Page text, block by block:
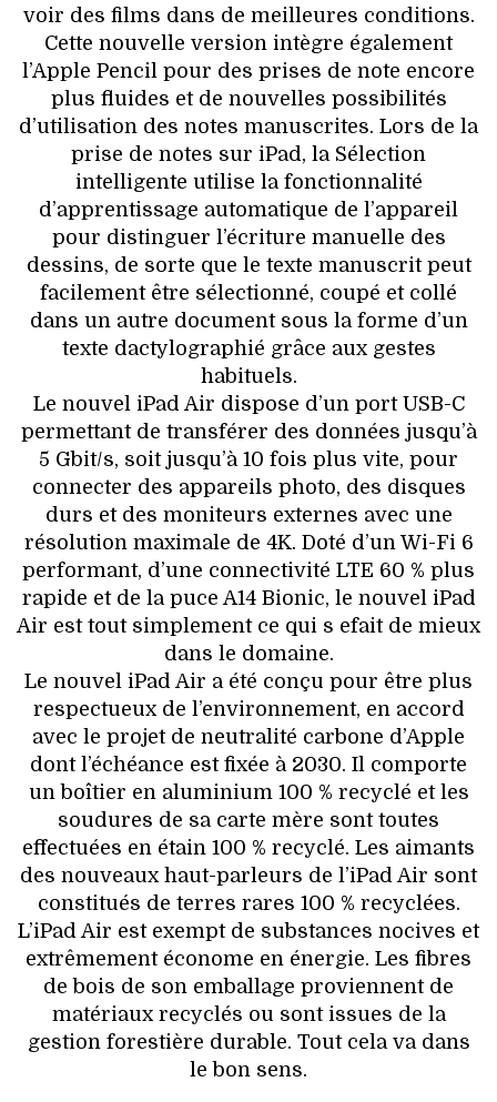
voir des films dans de meilleures conditions.
Cette nouvelle version intègre également
l’Apple Pencil pour des prises de note encore
plus fluides et de nouvelles possibilités
d’utilisation des notes manuscrites. Lors de la
prise de notes sur iPad, la Sélection
intelligente utilise la fonctionnalité
d’apprentissage automatique de l’appareil
pour distinguer l’écriture manuelle des
dessins, de sorte que le texte manuscrit peut
facilement être sélectionné, coupé et collé
dans un autre document sous la forme d’un
texte dactylographié grâce aux gestes
habituels.
Le nouvel iPad Air dispose d’un port USB-C
permettant de transférer des données jusqu’à
5 Gbit/s, soit jusqu’à 10 fois plus vite, pour
connecter des appareils photo, des disques
durs et des moniteurs externes avec une
résolution maximale de 4K. Doté d’un Wi-Fi 6
performant, d’une connectivité LTE 60 % plus
rapide et de la puce A14 Bionic, le nouvel iPad
Air est tout simplement ce qui s efait de mieux
dans le domaine.
Le nouvel iPad Air a été conçu pour être plus
respectueux de l’environnement, en accord
avec le projet de neutralité carbone d’Apple
dont l’échéance est fixée à 2030. Il comporte
un boîtier en aluminium 100 % recyclé et les
soudures de sa carte mère sont toutes
effectuées en étain 100 % recyclé. Les aimants
des nouveaux haut-parleurs de l’iPad Air sont
constitués de terres rares 100 % recyclées.
L’iPad Air est exempt de substances nocives et
extrêmement économe en énergie. Les fibres
de bois de son emballage proviennent de
matériaux recyclés ou sont issues de la
gestion forestière durable. Tout cela va dans
le bon sens.